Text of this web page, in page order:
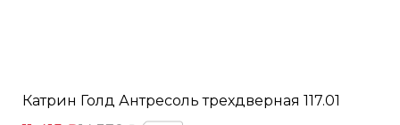
Катрин Голд Антресоль трехдверная 117.01